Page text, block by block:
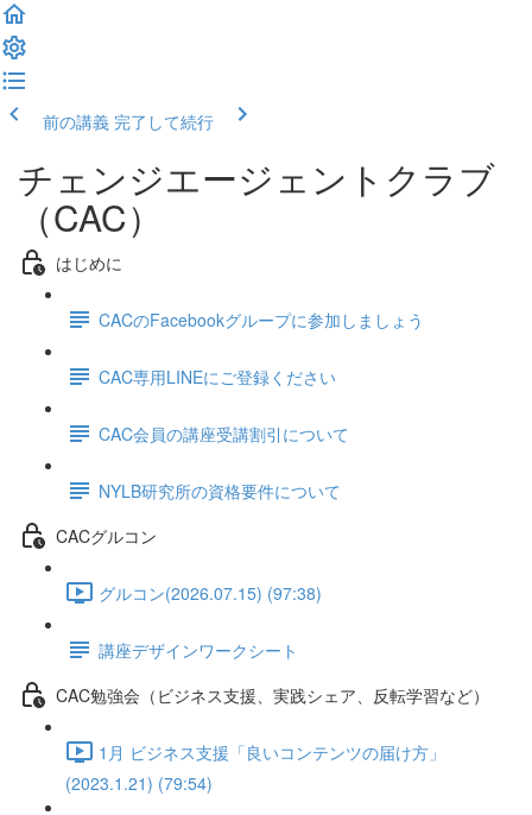
前の講義 完了して続行
チェンジエージェントクラブ
（CAC）
はじめに
CACのFacebookグループに参加しましょう
CAC専用LINEにご登録ください
CAC会員の講座受講割引について
NYLB研究所の資格要件について
CACグルコン
グルコン(2026.07.15) (97:38)
講座デザインワークシート
CAC勉強会（ビジネス支援、実践シェア、反転学習など）
1月 ビジネス支援「良いコンテンツの届け方」
(2023.1.21) (79:54)